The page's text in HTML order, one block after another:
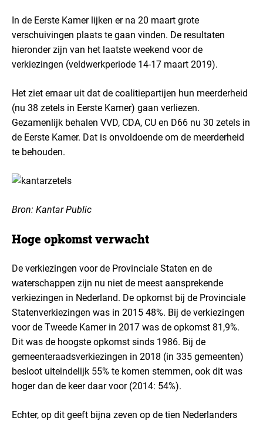
In de Eerste Kamer lijken er na 20 maart grote
verschuivingen plaats te gaan vinden. De resultaten
hieronder zijn van het laatste weekend voor de
verkiezingen (veldwerkperiode 14-17 maart 2019).
Het ziet ernaar uit dat de coalitiepartijen hun meerderheid
(nu 38 zetels in Eerste Kamer) gaan verliezen.
Gezamenlijk behalen VVD, CDA, CU en D66 nu 30 zetels in
de Eerste Kamer. Dat is onvoldoende om de meerderheid
te behouden.
Bron: Kantar Public
Hoge opkomst verwacht
De verkiezingen voor de Provinciale Staten en de
waterschappen zijn nu niet de meest aansprekende
verkiezingen in Nederland. De opkomst bij de Provinciale
Statenverkiezingen was in 2015 48%. Bij de verkiezingen
voor de Tweede Kamer in 2017 was de opkomst 81,9%.
Dit was de hoogste opkomst sinds 1986. Bij de
gemeenteraadsverkiezingen in 2018 (in 335 gemeenten)
besloot uiteindelijk 55% te komen stemmen, ook dit was
hoger dan de keer daar voor (2014: 54%).
Echter, op dit geeft bijna zeven op de tien Nederlanders